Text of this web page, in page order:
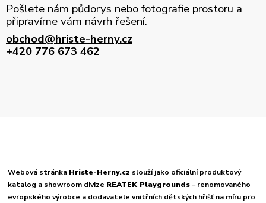
Pošlete nám půdorys nebo fotografie prostoru a
připravíme vám návrh řešení.
obchod@hriste-herny.cz
+420 776 673 462
Webová stránka Hriste-Herny.cz slouží jako oficiální produktový
katalog a showroom divize REATEK Playgrounds– renomovaného
evropského výrobce a dodavatele vnitřních dětských hřišť na míru pro